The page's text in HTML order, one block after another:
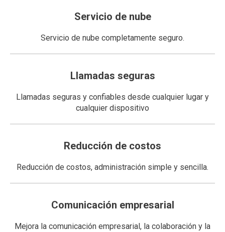
Servicio de nube
Servicio de nube completamente seguro.
Llamadas seguras
Llamadas seguras y confiables desde cualquier lugar y
cualquier dispositivo
Reducción de costos
Reducción de costos, administración simple y sencilla.
Comunicación empresarial
Mejora la comunicación empresarial, la colaboración y la